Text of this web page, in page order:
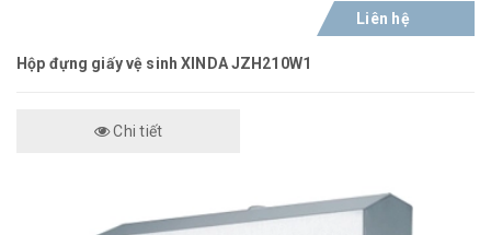
Liên hệ
Hộp đựng giấy vệ sinh XINDA JZH210W1
Chi tiết